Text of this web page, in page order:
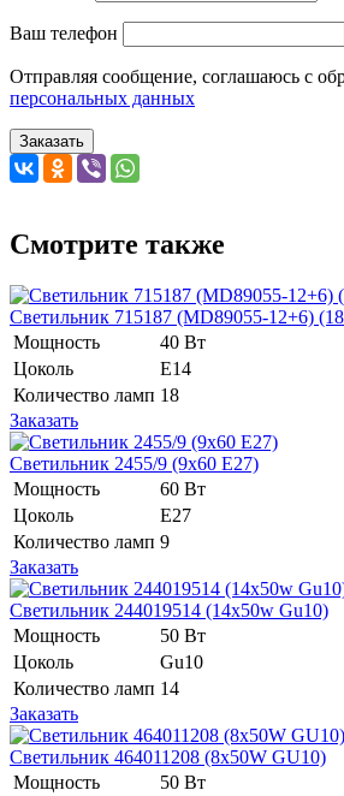
Ваш телефон
Отправляя сообщение, соглашаюсь с
персональных данных
Заказать
Смотрите также
Светильник 715187 (MD89055-12+6)
Мощность
40 Вт
Цоколь
E14
Количество ламп 18
Заказать
Светильник 2455/9 (9x60 E27)
Мощность
60 Вт
Цоколь
E27
Количество ламп 9
Заказать
Светильник 244019514 (14х50w Gu10)
Мощность
50 Вт
Цоколь
Gu10
Количество ламп 14
Заказать
Светильник 464011208 (8x50W GU10)
Мощность
50 Вт